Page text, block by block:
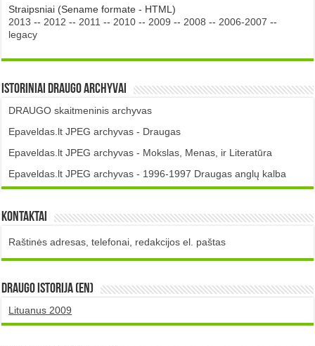
Straipsniai (Sename formate - HTML)
2013 --2012 --2011 --2010 --2009 --2008 --2006-2007 --
legacy
Istoriniai DRAUGO Archyvai
DRAUGO skaitmeninis archyvas
Epaveldas.lt JPEG archyvas - Draugas
Epaveldas.lt JPEG archyvas - Mokslas, Menas, ir Literatūra
Epaveldas.lt JPEG archyvas - 1996-1997 Draugas anglų kalba
Kontaktai
Raštinės adresas, telefonai, redakcijos el. paštas
DRAUGO istorija (EN)
Lituanus 2009